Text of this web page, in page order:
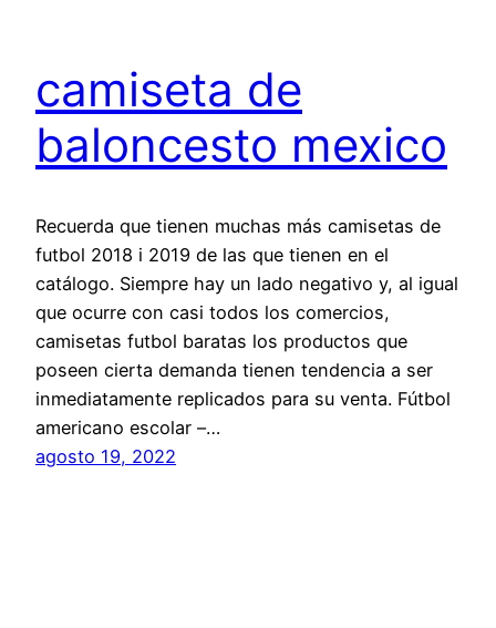
camiseta de
baloncesto mexico
Recuerda que tienen muchas más camisetas de
futbol 2018 i 2019 de las que tienen en el
catálogo. Siempre hay un lado negativo y, al igual
que ocurre con casi todos los comercios,
camisetas futbol baratas los productos que
poseen cierta demanda tienen tendencia a ser
inmediatamente replicados para su venta. Fútbol
americano escolar –…
agosto 19, 2022